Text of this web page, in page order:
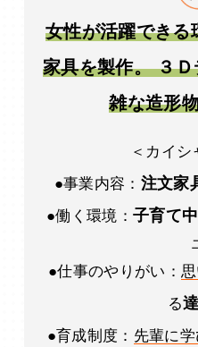
女性が活躍できる
家具を製作。 ３
雑な造形
＜カイシ
●事業内容： 注文家
●働く環境：子育て中
●仕事のやりがい：
る
●育成制度： 先輩に